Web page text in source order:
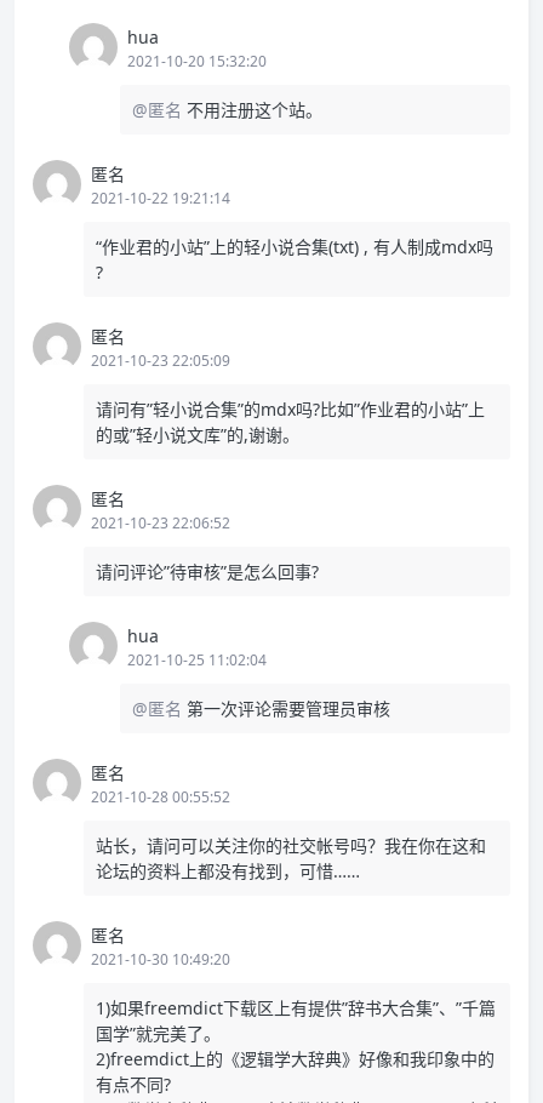
hua
2021-10-20 15:32:20
@匿名 不用注册这个站。
匿名
2021-10-22 19:21:14
“作业君的小站”上的轻小说合集(txt) , 有人制成mdx吗
?
匿名
2021-10-23 22:05:09
请问有”轻小说合集”的mdx吗?比如”作业君的小站”上
的或”轻小说文库”的,谢谢。
匿名
2021-10-23 22:06:52
请问评论”待审核”是怎么回事?
hua
2021-10-25 11:02:04
@匿名 第一次评论需要管理员审核
匿名
2021-10-28 00:55:52
站长，请问可以关注你的社交帐号吗？我在你在这和
论坛的资料上都没有找到，可惜……
匿名
2021-10-30 10:49:20
1)如果freemdict下载区上有提供”辞书大合集”、”千篇
国学”就完美了。
2)freemdict上的《逻辑学大辞典》好像和我印象中的
有点不同?